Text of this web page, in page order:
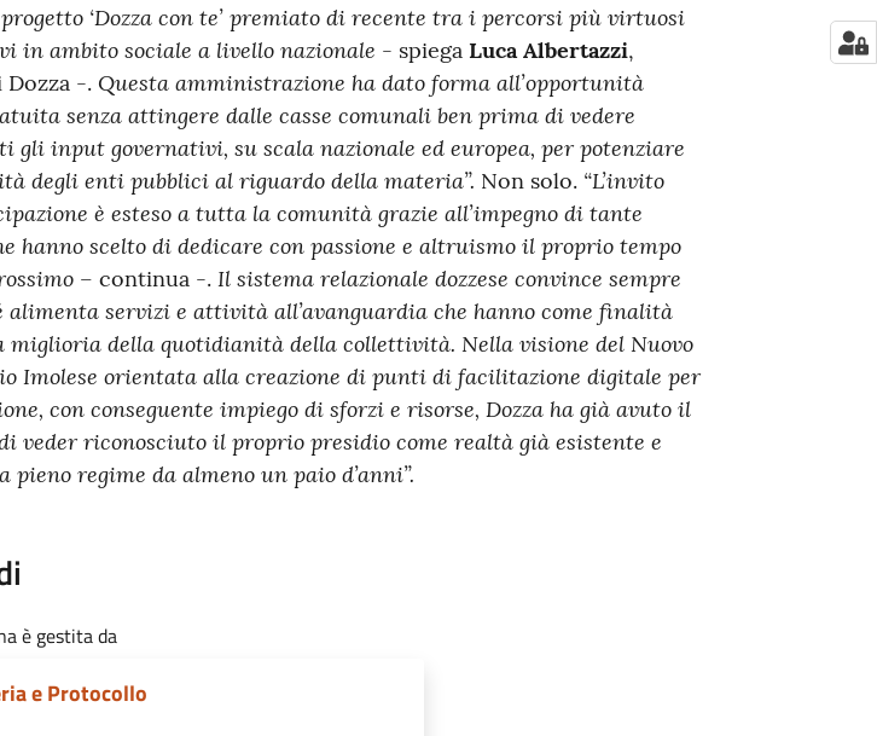
progetto ‘Dozza con te’ premiato di recente tra i percorsi più virtuosi
in ambito sociale a livello nazionale - spiega Luca Albertazzi,
Dozza -. Questa amministrazione ha dato forma all’opportunità
senza attingere dalle casse comunali ben prima di vedere
gli input governativi, su scala nazionale ed europea, per potenziare
degli enti pubblici al riguardo della materia”. Non solo. “L’invito
è esteso a tutta la comunità grazie all’impegno di tante
hanno scelto di dedicare con passione e altruismo il proprio tempo
– continua -. Il sistema relazionale dozzese convince sempre
alimenta servizi e attività all’avanguardia che hanno come finalità
miglioria della quotidianità della collettività. Nella visione del Nuovo
Imolese orientata alla creazione di punti di facilitazione digitale per
con conseguente impiego di sforzi e risorse, Dozza ha già avuto il
veder riconosciuto il proprio presidio come realtà già esistente e
pieno regime da almeno un paio d’anni”.
è gestita da
e Protocollo